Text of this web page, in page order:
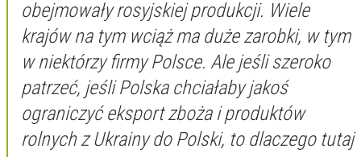
obejmowały rosyjskiej produkcji. Wiele
krajów na tym wciąż ma duże zarobki, w tym
w niektórzy firmy Polsce. Ale jeśli szeroko
patrzeć, jeśli Polska chciałaby jakoś
ograniczyć eksport zboża i produktów
rolnych z Ukrainy do Polski, to dlaczego tutaj